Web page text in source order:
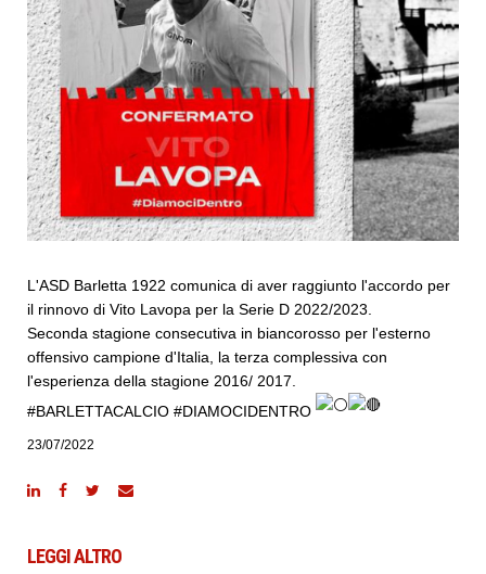
L'ASD Barletta 1922 comunica di aver raggiunto l'accordo per
il rinnovo di Vito Lavopa per la Serie D 2022/2023.
Seconda stagione consecutiva in biancorosso per l'esterno
offensivo campione d'Italia, la terza complessiva con
l'esperienza della stagione 2016/ 2017.
#BARLETTACALCIO #DIAMOCIDENTRO
23/07/2022
LEGGI ALTRO